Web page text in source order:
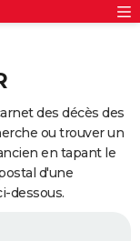
des décès des
ou trouver un
en tapant le
d'une
dessous.